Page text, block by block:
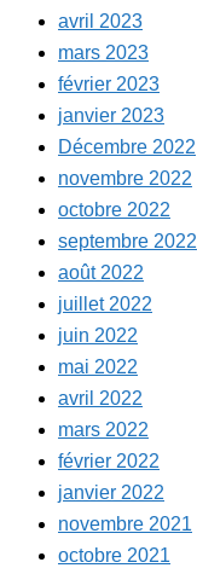
avril 2023
mars 2023
février 2023
janvier 2023
Décembre 2022
novembre 2022
octobre 2022
septembre 2022
août 2022
juillet 2022
juin 2022
mai 2022
avril 2022
mars 2022
février 2022
janvier 2022
novembre 2021
octobre 2021